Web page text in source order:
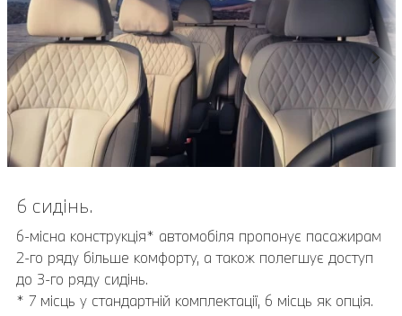
6 сидінь.
6-місна конструкція* автомобіля пропонує пасажирам
2-го ряду більше комфорту, а також полегшує доступ
до 3-го ряду сидінь.
* 7 місць у стандартній комплектації, 6 місць як опція.